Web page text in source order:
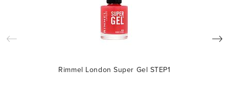
Rimmel London Super Gel STEP1